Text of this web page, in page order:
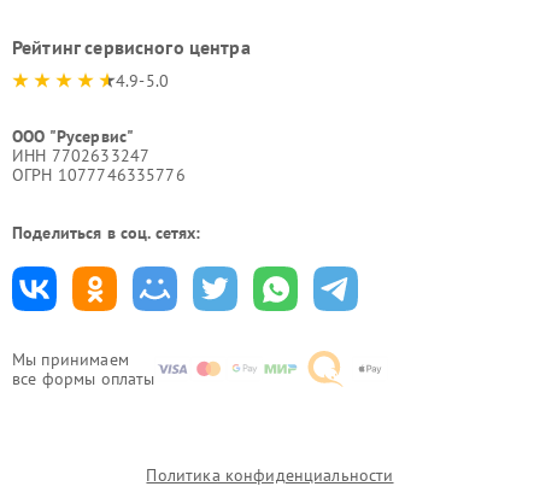
Мы принимаем
все формы оплаты
Рейтинг сервисного центра
4.9-5.0
ООО "Русервис"
ИНН 7702633247
ОГРН 1077746335776
Поделиться в соц. сетях:
Политика конфиденциальности